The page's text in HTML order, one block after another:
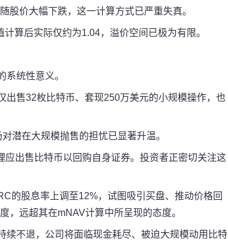
股价大幅下跌，这一计算方式已严重失真。
算后实际仅约为1.04，溢价空间已极为有限。
统性意义。
售32枚比特币、套现250万美元的小规模操作，也
潜在大规模抛售的担忧已显著升温。
出售比特币以回购自身证券。投资者正密切关注这
的股息率上调至12%，试图吸引买盘、推动价格回
，远超其在mNAV计算中所呈现的态度。
不退，公司将面临现金耗尽、被迫大规模动用比特